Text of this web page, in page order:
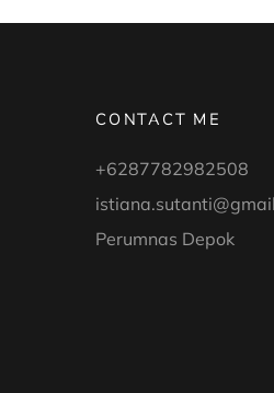
CONTACT ME
+6287782982508
Perumnas Depok